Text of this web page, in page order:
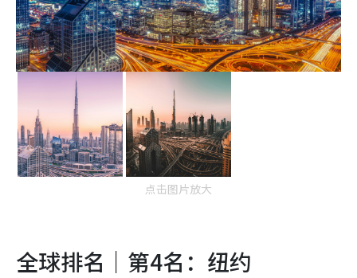
点击图片放大
全球排名｜第4名：纽约